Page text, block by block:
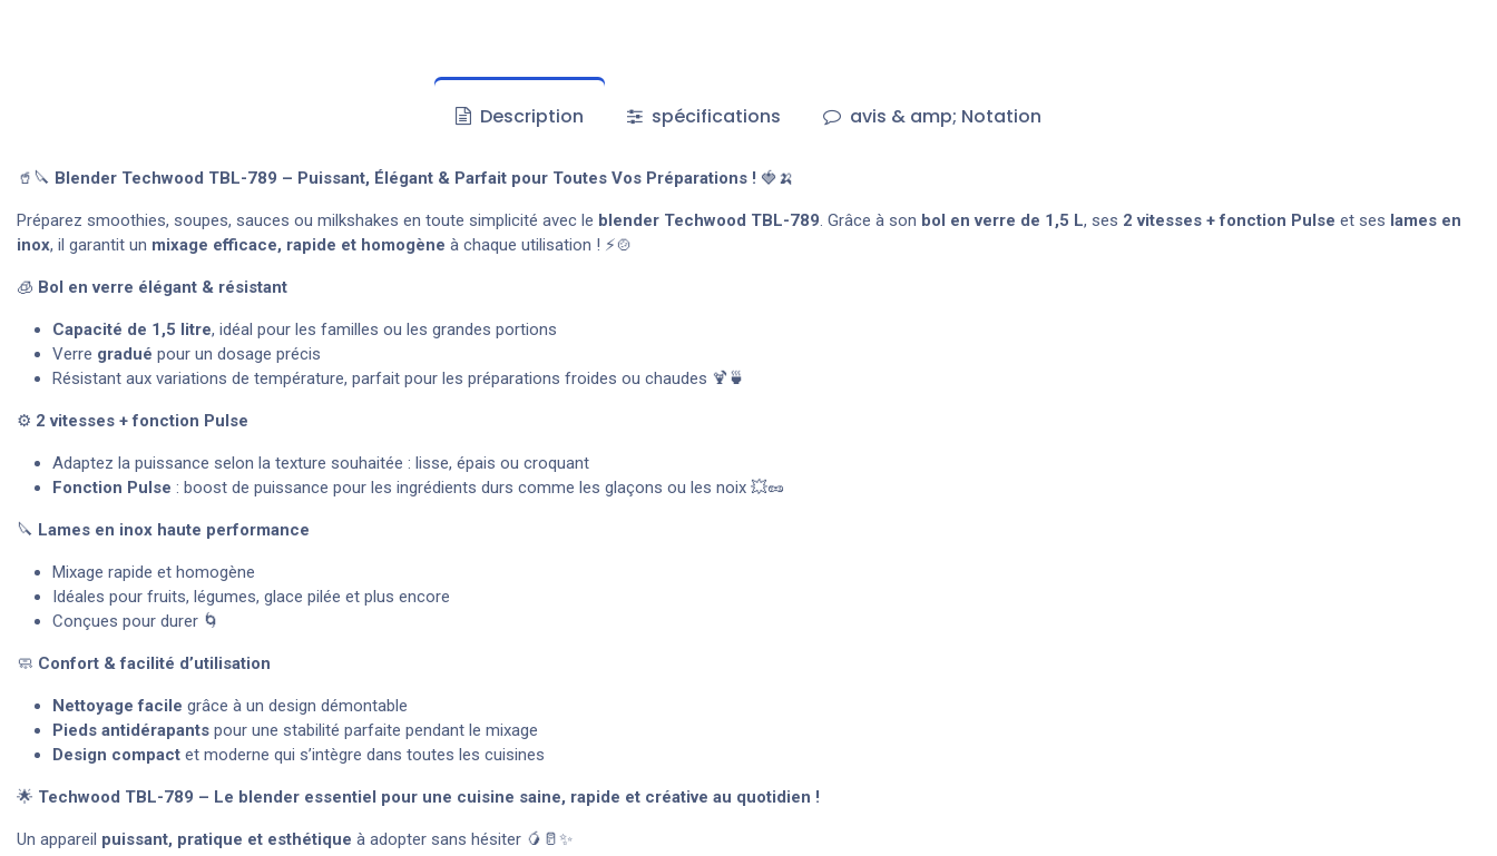
Description spécifications avis & amp; Notation
🥤🔪 Blender Techwood TBL-789 – Puissant, Élégant & Parfait pour Toutes Vos Préparations ! 🍓🍌
Préparez smoothies, soupes, sauces ou milkshakes en toute simplicité avec le blender Techwood TBL-789. Grâce à son bol en verre de 1,5 L, ses 2 vitesses + fonction Pulse et ses lames en
inox, il garantit un mixage efficace, rapide et homogène à chaque utilisation ! ⚡🍲
🧊 Bol en verre élégant & résistant
Capacité de 1,5 litre, idéal pour les familles ou les grandes portions
Verre gradué pour un dosage précis
Résistant aux variations de température, parfait pour les préparations froides ou chaudes 🍹🍵
⚙️ 2 vitesses + fonction Pulse
Adaptez la puissance selon la texture souhaitée : lisse, épais ou croquant
Fonction Pulse : boost de puissance pour les ingrédients durs comme les glaçons ou les noix 💥🥜
🔪 Lames en inox haute performance
Mixage rapide et homogène
Idéales pour fruits, légumes, glace pilée et plus encore
Conçues pour durer 🌀
🧼 Confort & facilité d’utilisation
Nettoyage facile grâce à un design démontable
Pieds antidérapants pour une stabilité parfaite pendant le mixage
Design compact et moderne qui s’intègre dans toutes les cuisines
🌟 Techwood TBL-789 – Le blender essentiel pour une cuisine saine, rapide et créative au quotidien !
Un appareil puissant, pratique et esthétique à adopter sans hésiter 🥭🥛✨